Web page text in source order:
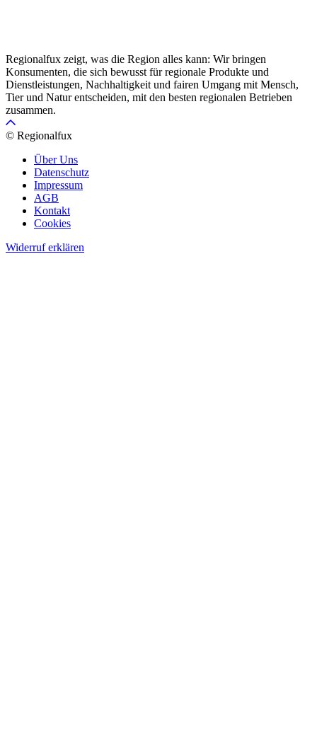
Regionalfux zeigt, was die Region alles kann: Wir bringen
Konsumenten, die sich bewusst für regionale Produkte und
Dienstleistungen, Nachhaltigkeit und fairen Umgang mit Mensch,
Tier und Natur entscheiden, mit den besten regionalen Betrieben
zusammen.
© Regionalfux
Über Uns
Datenschutz
Impressum
AGB
Kontakt
Cookies
Widerruf erklären